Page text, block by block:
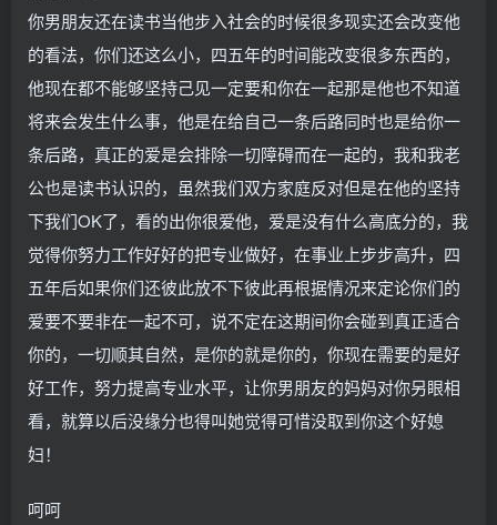
你男朋友还在读书当他步入社会的时候很多现实还会改变他
的看法，你们还这么小，四五年的时间能改变很多东西的，
他现在都不能够坚持己见一定要和你在一起那是他也不知道
将来会发生什么事，他是在给自己一条后路同时也是给你一
条后路，真正的爱是会排除一切障碍而在一起的，我和我老
公也是读书认识的，虽然我们双方家庭反对但是在他的坚持
下我们OK了，看的出你很爱他，爱是没有什么高底分的，我
觉得你努力工作好好的把专业做好，在事业上步步高升，四
五年后如果你们还彼此放不下彼此再根据情况来定论你们的
爱要不要非在一起不可，说不定在这期间你会碰到真正适合
你的，一切顺其自然，是你的就是你的，你现在需要的是好
好工作，努力提高专业水平，让你男朋友的妈妈对你另眼相
看，就算以后没缘分也得叫她觉得可惜没取到你这个好媳
妇！
呵呵